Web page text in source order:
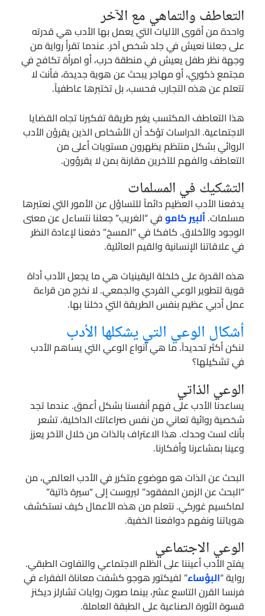
التعاطف والتماهي مع الآخر
واحدة من أقوى الآليات التي يعمل بها الأدب هي قدرته
على جعلنا نعيش في جلد شخص آخر. عندما تقرأ رواية من
وجهة نظر طفل يعيش في منطقة حرب، أو امرأة تكافح في
مجتمع ذكوري، أو مهاجر يبحث عن هوية جديدة، فأنت لا
تتعلم عن هذه التجارب فحسب، بل تختبرها عاطفياً.
هذا التعاطف المكتسب يغير طريقة تفكيرنا تجاه القضايا
الاجتماعية. الدراسات تؤكد أن الأشخاص الذين يقرؤن الأدب
الروائي بشكل منتظم يظهرون مستويات أعلى من
التعاطف والفهم للآخرين مقارنة بمن لا يقرؤون.
التشكيك في المسلمات
يدفعنا الأدب العظيم دائماً للتساؤل عن الأمور التي نعتبرها
مسلمات.ألبير كاموفي “الغريب” جعلنا نتساءل عن معنى
الوجود والأخلاق. كافكا في “المسخ” دفعنا لإعادة النظر
في علاقاتنا الإنسانية والقيم العائلية.
هذه القدرة على خلخلة اليقينيات هي ما يجعل الأدب أداة
قوية لتطوير الوعي الفردي والجمعي. لا نخرج من قراءة
عمل أدبي عظيم بنفس الطريقة التي دخلنا بها.
أشكال الوعي التي يشكلها الأدب
لنكن أكثر تحديداً. ما هي أنواع الوعي التي يساهم الأدب
في تشكيلها؟
الوعي الذاتي
يساعدنا الأدب على فهم أنفسنا بشكل أعمق. عندما تجد
شخصية روائية تعاني من نفس صراعاتك الداخلية، تشعر
بأنك لست وحدك. هذا الاعتراف بالذات من خلال الآخر يعزز
وعينا بمشاعرنا وأفكارنا.
البحث عن الذات هو موضوع متكرر في الأدب العالمي، من
“البحث عن الزمن المفقود” لبروست إلى “سيرة ذاتية”
لماكسيم غوركي. نتعلم من هذه الأعمال كيف نستكشف
هوياتنا ونفهم دوافعنا الخفية.
الوعي الاجتماعي
يفتح الأدب أعيننا على الظلم الاجتماعي والتفاوت الطبقي.
رواية “البؤساء” لفيكتور هوجو كشفت معاناة الفقراء في
فرنسا القرن التاسع عشر، بينما صورت روايات تشارلز ديكنز
قسوة الثورة الصناعية على الطبقة العاملة.